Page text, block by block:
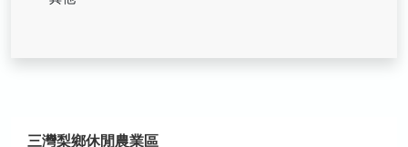
三灣梨鄉休閒農業區